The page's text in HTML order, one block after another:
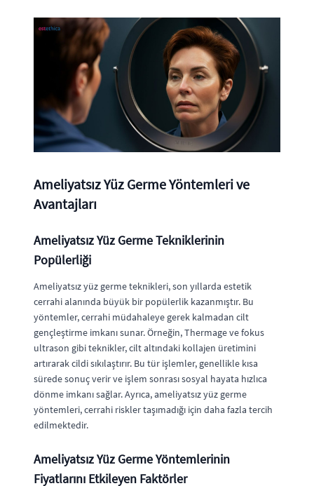
Ameliyatsız Yüz Germe Yöntemleri ve
Avantajları
Ameliyatsız Yüz Germe Tekniklerinin
Popülerliği
Ameliyatsız yüz germe teknikleri, son yıllarda estetik
cerrahi alanında büyük bir popülerlik kazanmıştır. Bu
yöntemler, cerrahi müdahaleye gerek kalmadan cilt
gençleştirme imkanı sunar. Örneğin, Thermage ve fokus
ultrason gibi teknikler, cilt altındaki kollajen üretimini
artırarak cildi sıkılaştırır. Bu tür işlemler, genellikle kısa
sürede sonuç verir ve işlem sonrası sosyal hayata hızlıca
dönme imkanı sağlar. Ayrıca, ameliyatsız yüz germe
yöntemleri, cerrahi riskler taşımadığı için daha fazla tercih
edilmektedir.
Ameliyatsız Yüz Germe Yöntemlerinin
Fiyatlarını Etkileyen Faktörler